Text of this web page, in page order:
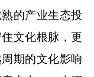
的产业生态投
文化根脉，更
期的文化影响